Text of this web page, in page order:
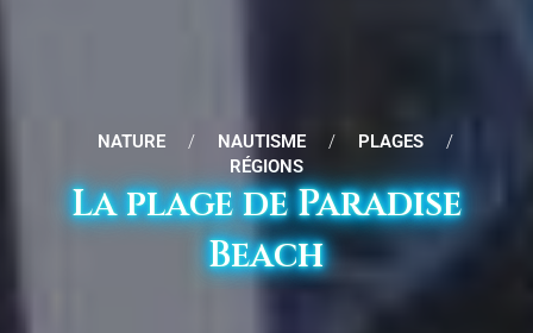
NATURE / NAUTISME / PLAGES
/
RÉGIONS
La plage de Paradise
Beach